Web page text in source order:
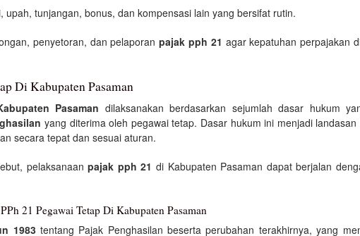
upah, tunjangan, bonus, dan kompensasi lain yang bersifat rutin.
penyetoran, dan pelaporanpajak pph 21 agar kepatuhan perpajakan
Di Kabupaten Pasaman
Pasaman dilaksanakan berdasarkan sejumlah dasar hukum
yang diterima oleh pegawai tetap. Dasar hukum ini menjadi
secara tepat dan sesuai aturan.
pelaksanaanpajak pph 21 di Kabupaten Pasaman dapat berjalan
21 Pegawai Tetap Di Kabupaten Pasaman
1983tentang Pajak Penghasilan beserta perubahan terakhirnya, yang